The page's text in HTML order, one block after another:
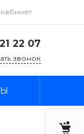
22 07
звонок